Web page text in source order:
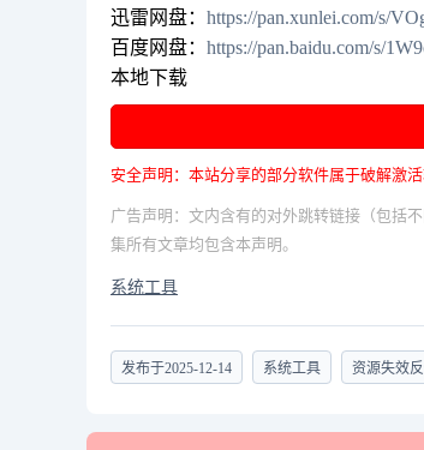
迅雷网盘： https://pan.xunlei.com/s/
百度网盘： https://pan.baidu.com/s/
本地下载
安全声明：本站分享的部分软件属于破解激
广告声明：文内含有的对外跳转链接（包括
集所有文章均包含本声明。
系统工具
发布于2025-12-14 系统工具 资源失效